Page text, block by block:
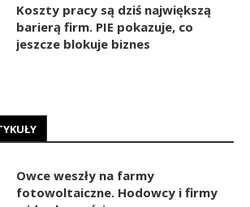
Koszty pracy są dziś największą
barierą firm. PIE pokazuje, co
jeszcze blokuje biznes
Owce weszły na farmy
fotowoltaiczne. Hodowcy i firmy